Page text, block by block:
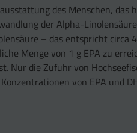
des Menschen, das
der Alpha-
– das entspricht circa
Menge von 1 g EPA zu
Nur die Zufuhr von
von EPA und